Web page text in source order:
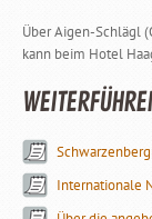
Über Aigen-Schlägl
kann beim Hotel
Internationale